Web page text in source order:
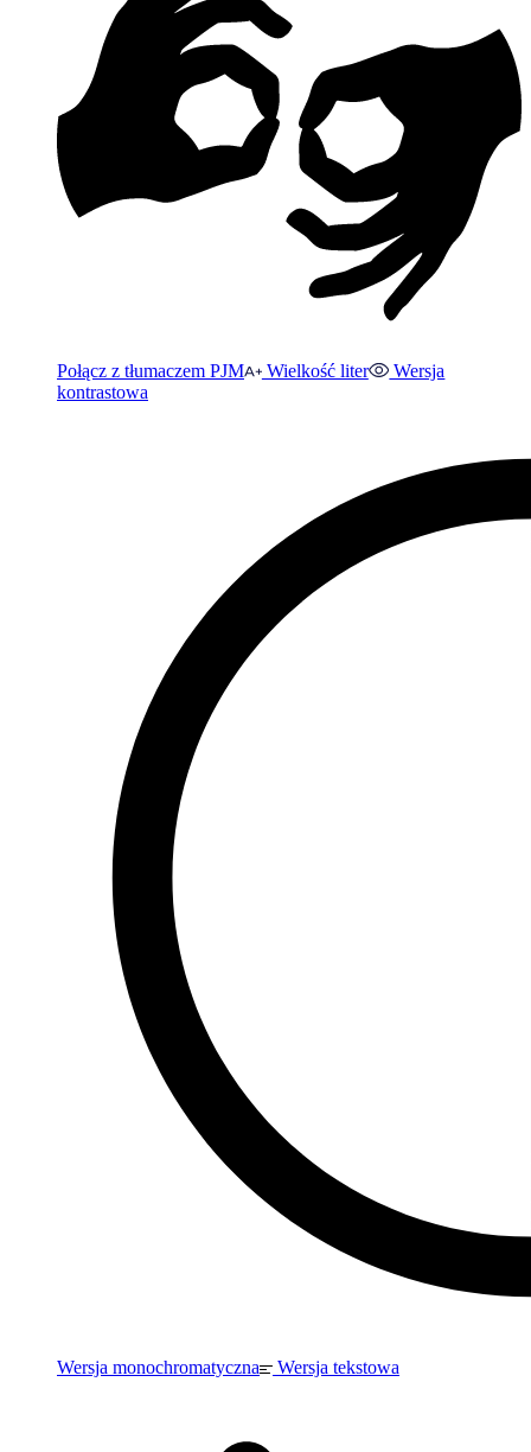
Połącz z tłumaczem PJM Wielkość liter
Wersja
kontrastowa
Wersja monochromatyczna Wersja tekstowa